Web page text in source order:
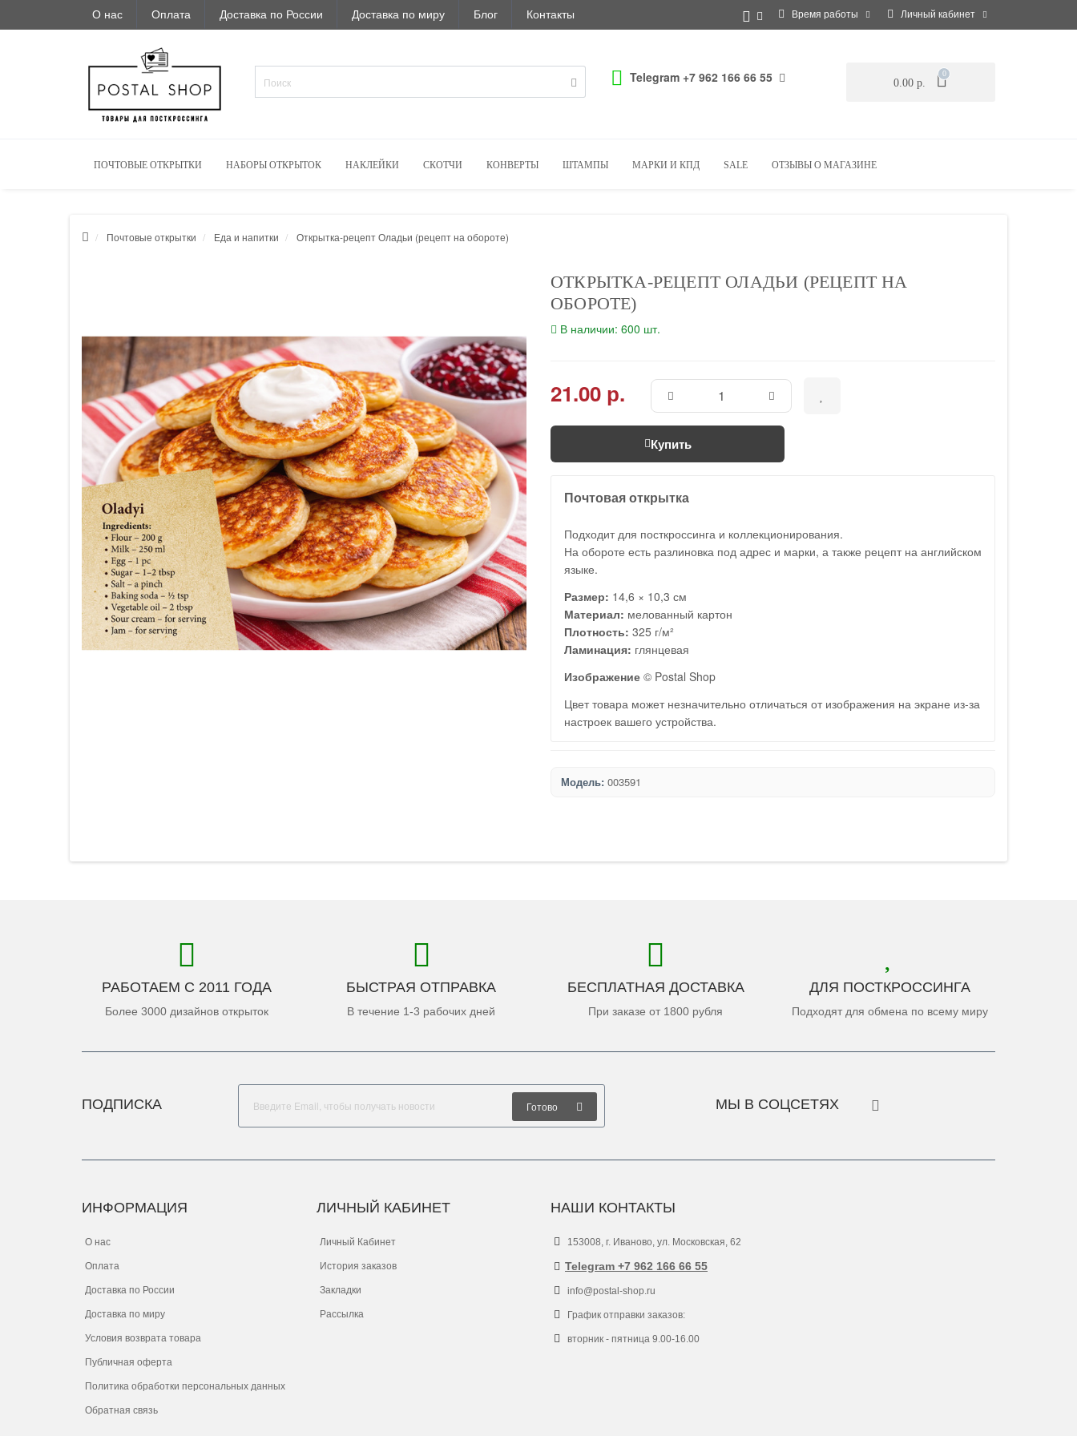
О нас Оплата Доставка по России Доставка по миру Блог Контакты Время работы Личный кабинет
Telegram +7 962 166 66 55 0.00 р.
0
ПОЧТОВЫЕ ОТКРЫТКИ НАБОРЫ ОТКРЫТОК НАКЛЕЙКИ СКОТЧИ КОНВЕРТЫ ШТАМПЫ МАРКИ И КПД SALE ОТЗЫВЫ О МАГАЗИНЕ
Почтовые открытки Еда и напитки Открытка-рецепт Оладьи (рецепт на обороте)
ОТКРЫТКА-РЕЦЕПТ ОЛАДЬИ (РЕЦЕПТ НА
ОБОРОТЕ)
В наличии: 600 шт.
21.00 р.
Купить
Почтовая открытка
Подходит для посткроссинга и коллекционирования.
На обороте есть разлиновка под адрес и марки, а также рецепт на английском
языке.
Размер: 14,6 × 10,3 см
Материал: мелованный картон
Плотность: 325 г/м²
Ламинация: глянцевая
Изображение © Postal Shop
Цвет товара может незначительно отличаться от изображения на экране из-за
настроек вашего устройства.
Модель: 003591
РАБОТАЕМ С 2011 ГОДА
Более 3000 дизайнов открыток
БЫСТРАЯ ОТПРАВКА
В течение 1-3 рабочих дней
БЕСПЛАТНАЯ ДОСТАВКА
При заказе от 1800 рубля
ДЛЯ ПОСТКРОССИНГА
Подходят для обмена по всему миру
ПОДПИСКА Готово МЫ В СОЦСЕТЯХ
ИНФОРМАЦИЯ
О нас
Оплата
Доставка по России
Доставка по миру
Условия возврата товара
Публичная оферта
Политика обработки персональных данных
Обратная связь
ЛИЧНЫЙ КАБИНЕТ
Личный Кабинет
История заказов
Закладки
Рассылка
НАШИ КОНТАКТЫ
153008, г. Иваново, ул. Московская, 62
Telegram +7 962 166 66 55
info@postal-shop.ru
График отправки заказов:
вторник - пятница 9.00-16.00